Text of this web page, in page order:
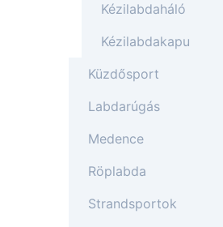
Kézilabdaháló
Kézilabdakapu
Küzdősport
Labdarúgás
Medence
Röplabda
Strandsportok